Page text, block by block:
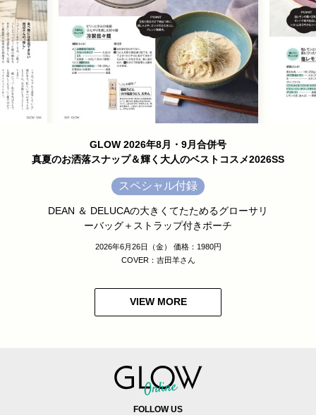
GLOW 2026年8月・9月合併号
真夏のお洒落スナップ＆輝く大人のベストコスメ2026SS
スペシャル付録
DEAN ＆ DELUCAの大きくてたためるグローサリ
ーバッグ＋ストラップ付きポーチ
2026年6月26日（金） 価格：1980円
COVER：吉田羊さん
VIEW MORE
FOLLOW US